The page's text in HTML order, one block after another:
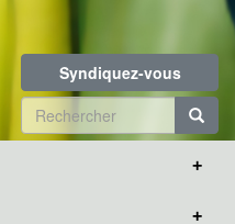
Syndiquez-vous
Formulaire
de